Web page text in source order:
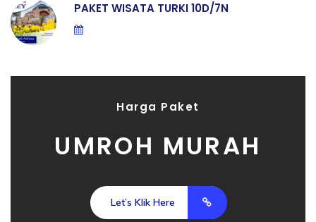
PAKET WISATA TURKI 10D/7N
Harga Paket
UMROH MURAH
Let’s Klik Here